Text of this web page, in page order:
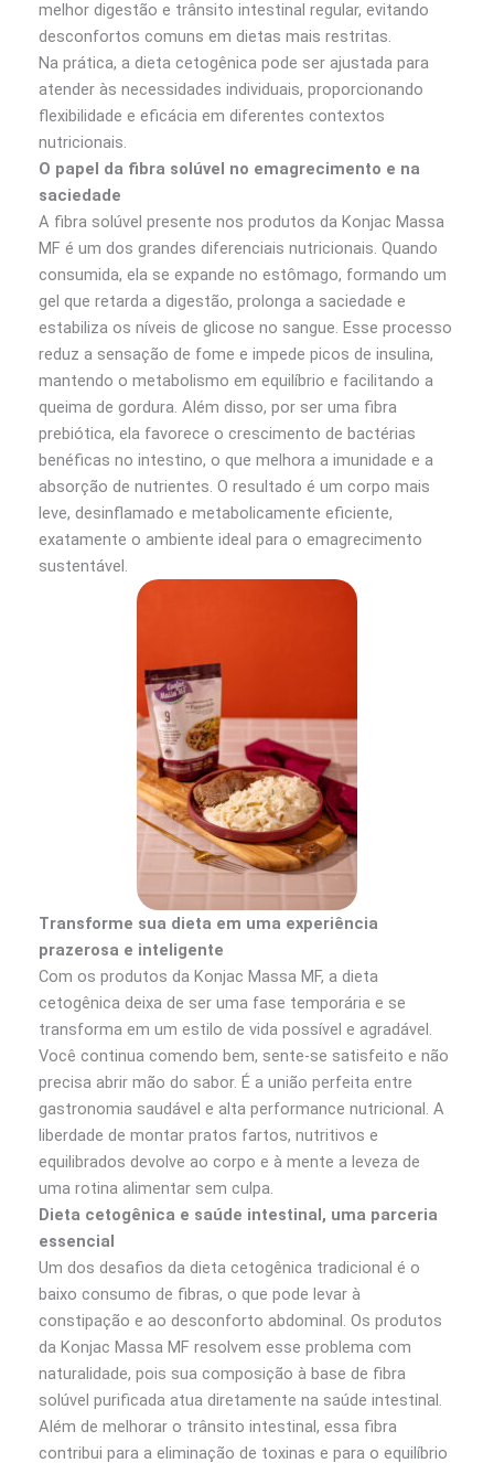
melhor digestão e trânsito intestinal regular, evitando
desconfortos comuns em dietas mais restritas.
Na prática, a dieta cetogênica pode ser ajustada para
atender às necessidades individuais, proporcionando
flexibilidade e eficácia em diferentes contextos
nutricionais.
O papel da fibra solúvel no emagrecimento e na
saciedade
A fibra solúvel presente nos produtos da Konjac Massa
MF é um dos grandes diferenciais nutricionais. Quando
consumida, ela se expande no estômago, formando um
gel que retarda a digestão, prolonga a saciedade e
estabiliza os níveis de glicose no sangue. Esse processo
reduz a sensação de fome e impede picos de insulina,
mantendo o metabolismo em equilíbrio e facilitando a
queima de gordura. Além disso, por ser uma fibra
prebiótica, ela favorece o crescimento de bactérias
benéficas no intestino, o que melhora a imunidade e a
absorção de nutrientes. O resultado é um corpo mais
leve, desinflamado e metabolicamente eficiente,
exatamente o ambiente ideal para o emagrecimento
sustentável.
Transforme sua dieta em uma experiência
prazerosa e inteligente
Com os produtos da Konjac Massa MF, a dieta
cetogênica deixa de ser uma fase temporária e se
transforma em um estilo de vida possível e agradável.
Você continua comendo bem, sente-se satisfeito e não
precisa abrir mão do sabor. É a união perfeita entre
gastronomia saudável e alta performance nutricional. A
liberdade de montar pratos fartos, nutritivos e
equilibrados devolve ao corpo e à mente a leveza de
uma rotina alimentar sem culpa.
Dieta cetogênica e saúde intestinal, uma parceria
essencial
Um dos desafios da dieta cetogênica tradicional é o
baixo consumo de fibras, o que pode levar à
constipação e ao desconforto abdominal. Os produtos
da Konjac Massa MF resolvem esse problema com
naturalidade, pois sua composição à base de fibra
solúvel purificada atua diretamente na saúde intestinal.
Além de melhorar o trânsito intestinal, essa fibra
contribui para a eliminação de toxinas e para o equilíbrio